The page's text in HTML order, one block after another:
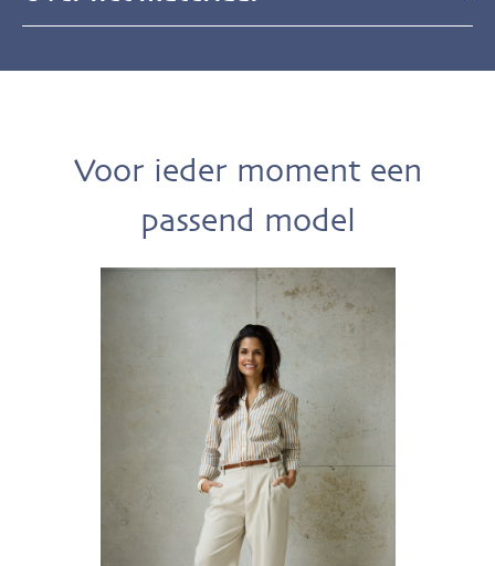
Voor ieder moment een
passend model